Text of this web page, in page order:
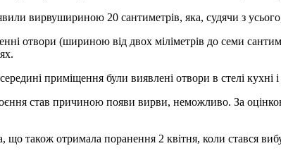
вирвушириною 20 сантиметрів, яка, судячи з
отвори (шириною від двох міліметрів до семи
приміщення були виявлені отвори в стелі кухні і
став причиною появи вирви, неможливо. За
що також отримала поранення 2 квітня, коли стався